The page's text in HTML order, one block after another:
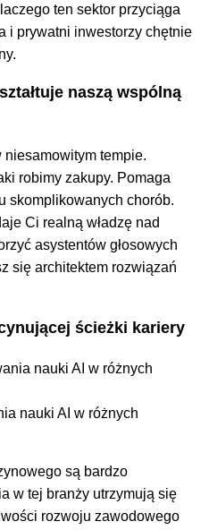
ten sektor przyciąga
i prywatni inwestorzy chętnie
naszą wspólną
tempie.
robimy zakupy. Pomaga
skomplikowanych chorób.
Ci realną władzę nad
asystentów głosowych
się architektem rozwiązań
ścieżki kariery
nauki AI w różnych
są bardzo
w tej branży utrzymują się
rozwoju zawodowego